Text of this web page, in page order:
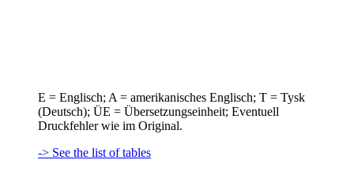
E = Englisch; A = amerikanisches Englisch; T = Tysk
(Deutsch); ÜE = Übersetzungseinheit; Eventuell
Druckfehler wie im Original.
-> See the list of tables